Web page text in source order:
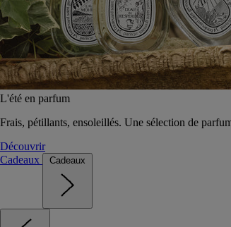
L'été en parfum
Frais, pétillants, ensoleillés. Une sélection de
Découvrir
Cadeaux
Cadeaux